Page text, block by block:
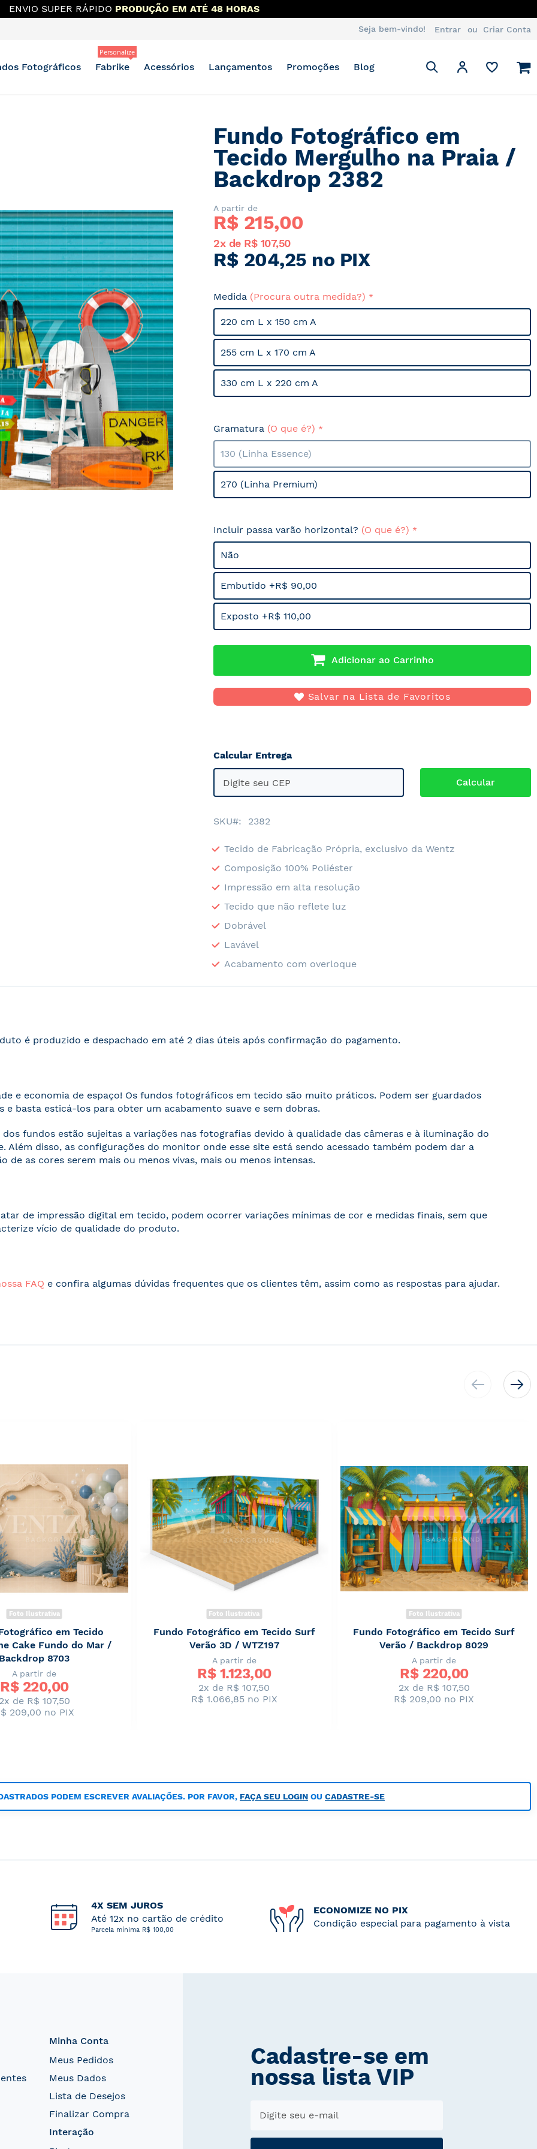
MAIS DESCONTO?OUTLET E BAZAR NO GRUPO DO WHATSAPP
Seja bem-vindo! Entrar Criar Conta
Fotográficos Fabrike
Personalize
Acessórios Lançamentos Promoções Blog
Pesquisa
Pesquisa
Minha Conta
Fundo Fotográfico em
Tecido Mergulho na Praia /
Backdrop 2382
A partir de
R$ 215,00
2x de R$ 107,50
R$ 204,25 no PIX
Medida (Procura outra medida?)
220 cm L x 150 cm A
255 cm L x 170 cm A
330 cm L x 220 cm A
Gramatura (O que é?)
130 (Linha Essence)
270 (Linha Premium)
Incluir passa varão horizontal? (O que é?)
Não
Embutido +R$ 90,00
Exposto +R$ 110,00
Adicionar ao Carrinho
Salvar na Lista de Favoritos
Calcular Entrega
SKU 2382
Tecido de Fabricação Própria, exclusivo da Wentz
Composição 100% Poliéster
Impressão em alta resolução
Tecido que não reflete luz
Dobrável
Lavável
Acabamento com overloque
é produzido e despachado em até 2 dias úteis após confirmação do pagamento.
e economia de espaço! Os fundos fotográficos em tecido são muito práticos. Podem ser guardados
e basta esticá-los para obter um acabamento suave e sem dobras.
dos fundos estão sujeitas a variações nas fotografias devido à qualidade das câmeras e à iluminação do
Além disso, as configurações do monitor onde esse site está sendo acessado também podem dar a
de as cores serem mais ou menos vivas, mais ou menos intensas.
de impressão digital em tecido, podem ocorrer variações mínimas de cor e medidas finais, sem que
vício de qualidade do produto.
FAQ e confira algumas dúvidas frequentes que os clientes têm, assim como as respostas para ajudar.
Foto Ilustrativa
em Tecido
Cake Fundo do Mar /
Backdrop 8703
A partir de
R$ 220,00
2x de R$ 107,50
209,00 no PIX
Foto Ilustrativa
Fundo Fotográfico em Tecido Surf
Verão 3D / WTZ197
A partir de
R$ 1.123,00
2x de R$ 107,50
R$ 1.066,85no PIX
Foto Ilustrativa
Fundo Fotográfico em Tecido Surf
Verão / Backdrop 8029
A partir de
R$ 220,00
2x de R$ 107,50
R$ 209,00 no PIX
PODEM ESCREVER AVALIAÇÕES. POR FAVOR, FAÇA SEU LOGIN OU CADASTRE-SE
4X SEM JUROS
Até 12x no cartão de crédito
Parcela mínima R$ 100,00
ECONOMIZE NO PIX
Condição especial para pagamento à vista
Minha Conta
Meus Pedidos
Meus Dados
Lista de Desejos
Finalizar Compra
Interação
Cadastre-se em
nossa lista VIP